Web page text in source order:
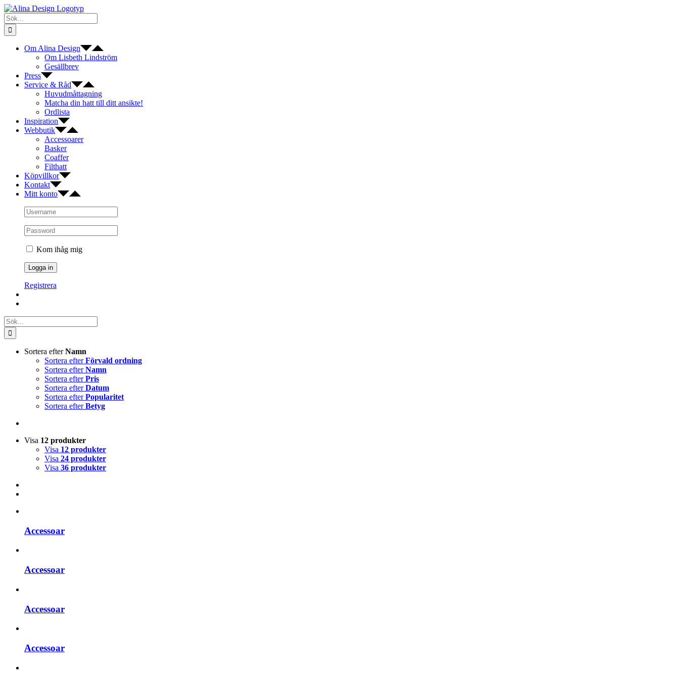
Fortsätt
till
innehållet
Sök
efter:
Om Alina Design
Om Lisbeth Lindström
Gesällbrev
Press
Service & Råd
Huvudmåttagning
Matcha din hatt till ditt ansikte!
Ordlista
Inspiration
Webbutik
Accessoarer
Basker
Coaffer
Filthatt
Köpvillkor
Kontakt
Mitt konto
Kom ihåg mig
Registrera
Sök
efter:
Sortera efterNamn
Sortera efterFörvald ordning
Sortera efterNamn
Sortera efterPris
Sortera efterDatum
Sortera efterPopularitet
Sortera efterBetyg
Visa 12 produkter
Visa 12 produkter
Visa 24 produkter
Visa 36 produkter
Accessoar
Accessoar
Accessoar
Accessoar